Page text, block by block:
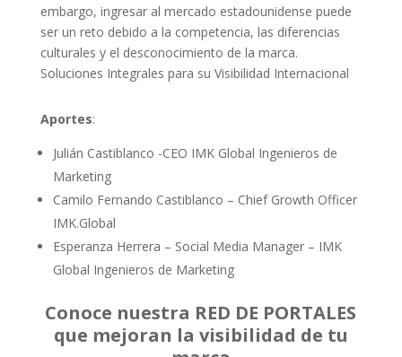
embargo, ingresar al mercado estadounidense puede
ser un reto debido a la competencia, las diferencias
culturales y el desconocimiento de la marca.
Soluciones Integrales para su Visibilidad Internacional
Aportes:
Julián Castiblanco -CEO IMK Global Ingenieros de
Marketing
Camilo Fernando Castiblanco – Chief Growth Officer
IMK.Global
Esperanza Herrera – Social Media Manager – IMK
Global Ingenieros de Marketing
Conoce nuestra RED DE PORTALES
que mejoran la visibilidad de tu